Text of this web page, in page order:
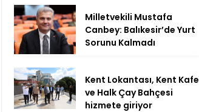
Milletvekili Mustafa
Canbey: Balıkesir’de Yurt
Sorunu Kalmadı
Kent Lokantası, Kent Kafe
ve Halk Çay Bahçesi
hizmete giriyor